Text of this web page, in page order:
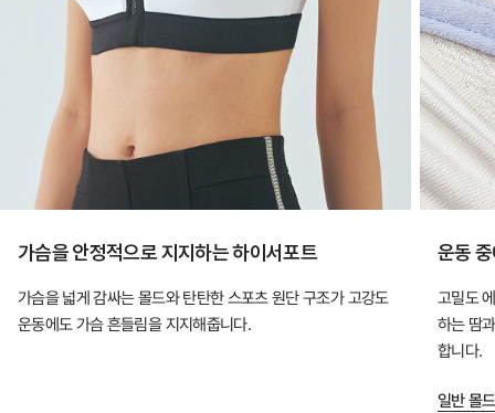
가슴을 안정적으로 지지하는 하이서포트
가슴을 넓게 감싸는 몰드와 탄탄한 스포츠 원단 구조가 고강도
운동에도 가슴 흔들림을 지지해줍니다.
운동
고밀도
하는 땀
합니다.
일반 몰